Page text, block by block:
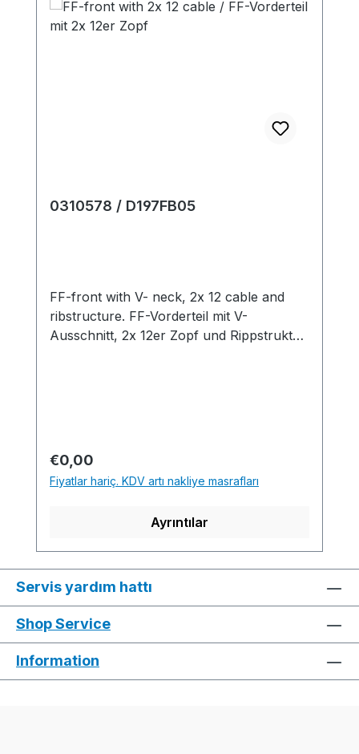
0310578 / D197FB05
FF-front with V- neck, 2x 12 cable and
ribstructure. FF-Vorderteil mit V-
Ausschnitt, 2x 12er Zopf und Rippstruktur.
.............................................................Yarn
quality and carrier overview / Garn- und
Normal fiyat:
€0,00
Fiyatlar hariç. KDV artı nakliye masrafları
Ayrıntılar
Servis yardım hattı
Shop Service
Information